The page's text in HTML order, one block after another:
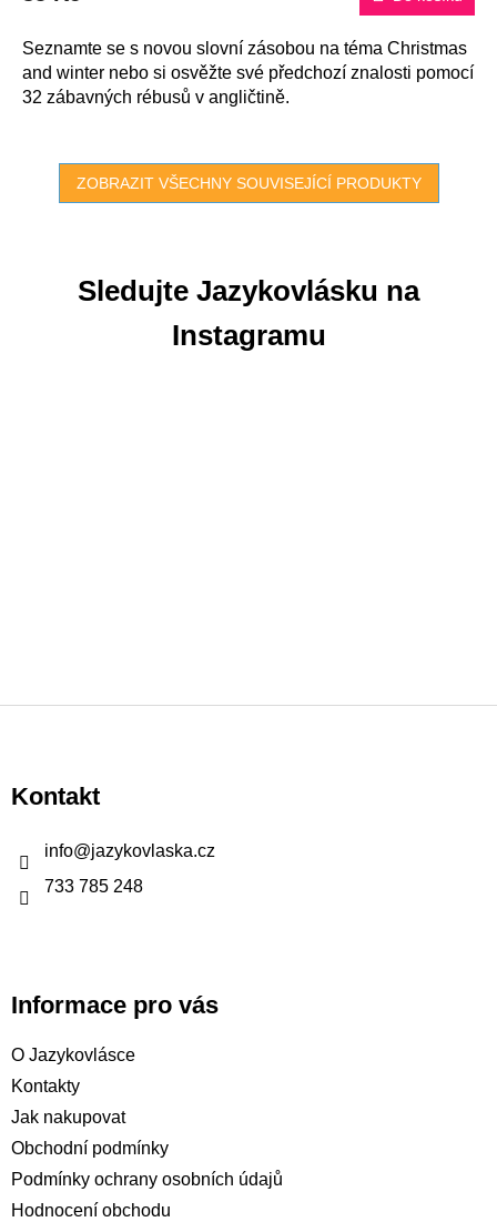
Seznamte se s novou slovní zásobou na téma Christmas
and winter nebo si osvěžte své předchozí znalosti pomocí
32 zábavných rébusů v angličtině.
ZOBRAZIT VŠECHNY SOUVISEJÍCÍ PRODUKTY
Sledujte Jazykovlásku na
Instagramu
p
aKontakt
info@jazykovlaska.cz
733 785 248
Informace pro vás
O Jazykovlásce
Kontakty
Jak nakupovat
Obchodní podmínky
Podmínky ochrany osobních údajů
Hodnocení obchodu